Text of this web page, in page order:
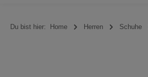
Du bist hier: Home Herren Schuhe